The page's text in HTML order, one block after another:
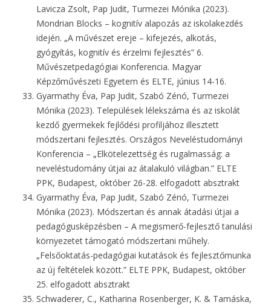
Lavicza Zsolt, Pap Judit, Turmezei Mónika (2023).
Mondrian Blocks – kognitív alapozás az iskolakezdés
idején. „A művészet ereje – kifejezés, alkotás,
gyógyítás, kognitív és érzelmi fejlesztés” 6.
Művészetpedagógiai Konferencia. Magyar
Képzőművészeti Egyetem és ELTE, június 14-16.
Gyarmathy Éva, Pap Judit, Szabó Zénó, Turmezei
Mónika (2023). Települések lélekszáma és az iskolát
kezdő gyermekek fejlődési profiljához illesztett
módszertani fejlesztés. Országos Neveléstudományi
Konferencia – „Elkötelezettség és rugalmasság: a
neveléstudomány útjai az átalakuló világban.” ELTE
PPK, Budapest, október 26-28. elfogadott absztrakt
Gyarmathy Éva, Pap Judit, Szabó Zénó, Turmezei
Mónika (2023). Módszertan és annak átadási útjai a
pedagógusképzésben – A megismerő-fejlesztő tanulási
környezetet támogató módszertani műhely.
„Felsőoktatás-pedagógiai kutatások és fejlesztőmunka
az új feltételek között.” ELTE PPK, Budapest, október
25. elfogadott absztrakt
Schwaderer, C., Katharina Rosenberger, K. & Tamáska,